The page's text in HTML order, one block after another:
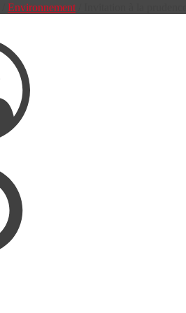
Environnement